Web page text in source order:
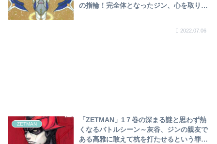
の指輪！完全体となったジン、心を取り戻
2022.07.06
ZETMAN
「ZETMAN」1７巻の深まる謎と思わず熱
くなるバトルシーン～灰谷、ジンの親友で
ある高雅に敢えて杭を打たせるという罪深